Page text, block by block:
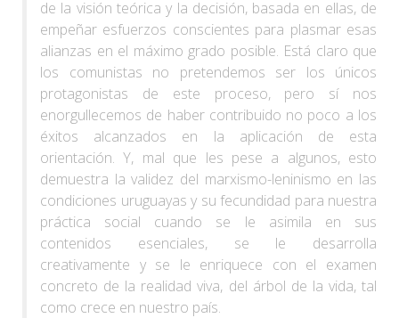
de la visión teórica y la decisión, basada en ellas, de
empeñar esfuerzos conscientes para plasmar esas
alianzas en el máximo grado posible. Está claro que
los comunistas no pretendemos ser los únicos
protagonistas de este proceso, pero sí nos
enorgullecemos de haber contribuido no poco a los
éxitos alcanzados en la aplicación de esta
orientación. Y, mal que les pese a algunos, esto
demuestra la validez del marxismo-leninismo en las
condiciones uruguayas y su fecundidad para nuestra
práctica social cuando se le asimila en sus
contenidos esenciales, se le desarrolla
creativamente y se le enriquece con el examen
concreto de la realidad viva, del árbol de la vida, tal
como crece en nuestro país.